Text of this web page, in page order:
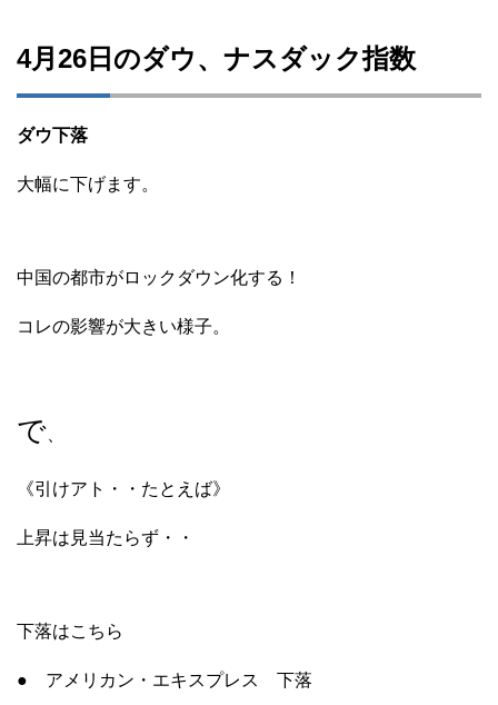
4月26日のダウ、ナスダック指数
ダウ下落
大幅に下げます。
中国の都市がロックダウン化する！
コレの影響が大きい様子。
で
《引けアト・・たとえば》
上昇は見当たらず・・
下落はこちら
● アメリカン・エキスプレス 下落